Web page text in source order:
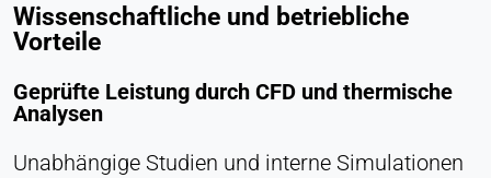
Wissenschaftliche und betriebliche
Vorteile
Geprüfte Leistung durch CFD und thermische
Analysen
Unabhängige Studien und interne Simulationen